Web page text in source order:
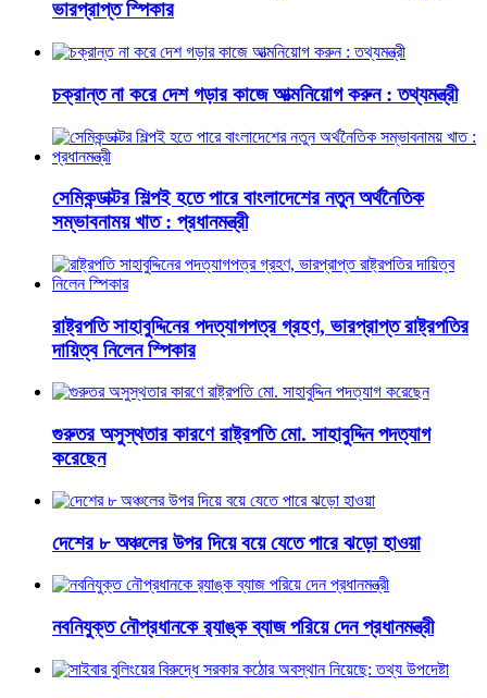
ভারপ্রাপ্ত স্পিকার
চক্রান্ত না করে দেশ গড়ার কাজে আত্মনিয়োগ করুন : তথ্যমন্ত্রী
সেমিকন্ডাক্টর শিল্পই হতে পারে বাংলাদেশের নতুন অর্থনৈতিক
সম্ভাবনাময় খাত : প্রধানমন্ত্রী
রাষ্ট্রপতি সাহাবুদ্দিনের পদত্যাগপত্র গ্রহণ, ভারপ্রাপ্ত রাষ্ট্রপতির
দায়িত্ব নিলেন স্পিকার
গুরুতর অসুস্থতার কারণে রাষ্ট্রপতি মো. সাহাবুদ্দিন পদত্যাগ
করেছেন
দেশের ৮ অঞ্চলের উপর দিয়ে বয়ে যেতে পারে ঝড়ো হাওয়া
নবনিযুক্ত নৌপ্রধানকে র‌্যাঙ্ক ব্যাজ পরিয়ে দেন প্রধানমন্ত্রী